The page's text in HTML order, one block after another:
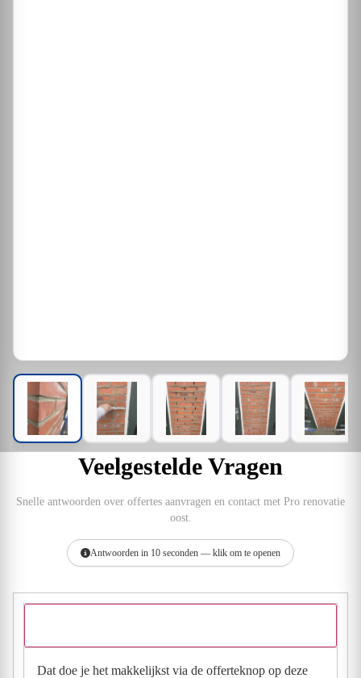
Veelgestelde Vragen
Snelle antwoorden over offertes aanvragen en contact met Pro renovatie
oost.
Antwoorden in 10 seconden — klik om te openen
Dat doe je het makkelijkst via de offerteknop op deze